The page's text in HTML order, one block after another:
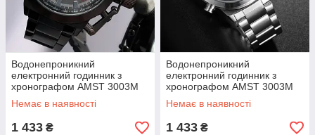
Водонепроникний
електронний годинник з
хронографом AMST 3003M
All Black Metall оригінал
Немає в наявності
1 433 ₴
Водонепроникний
електронний годинник з
хронографом AMST 3003M
Silver-Black Metall оригінал
Немає в наявності
1 433 ₴